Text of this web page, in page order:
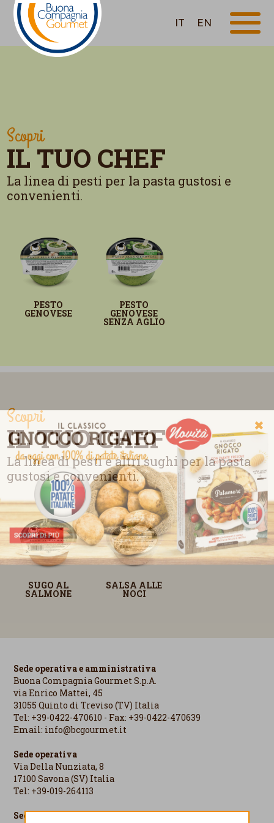
IT EN
✖
Scopri
IL TUO CHEF
La linea di pesti per la pasta gustosi e
convenienti.
PESTO
GENOVESE
PESTO
GENOVESE
SENZA AGLIO
Scopri
IL TUO CHEF
La linea di pesti e altri sughi per la pasta
gustosi e convenienti.
SUGO AL
SALMONE
SALSA ALLE
NOCI
Sede operativa e amministrativa
Buona Compagnia Gourmet S.p.A.
via Enrico Mattei, 45
31055 Quinto di Treviso (TV) Italia
Tel: +39-0422-470610 - Fax: +39-0422-470639
Email: info@bcgourmet.it
Sede operativa
Via Della Nunziata, 8
17100 Savona (SV) Italia
Tel: +39-019-264113
Sede legale